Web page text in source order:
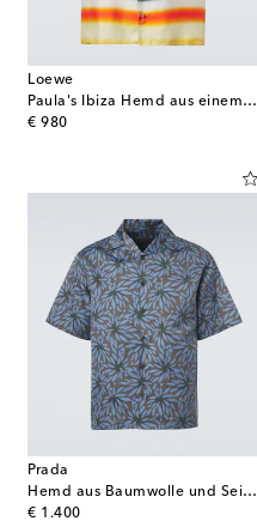
Loewe
Paula's Ibiza Hemd aus einem Baumwollgemisch
€ 980
original price
Prada
Hemd aus Baumwolle und Seide
€ 1.400
original price